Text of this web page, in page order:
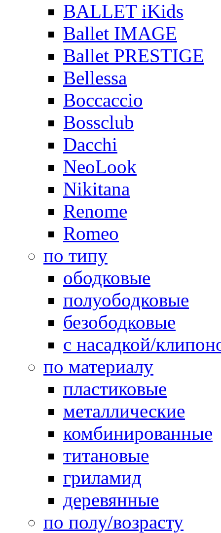
BALLET iKids
Ballet IMAGE
Ballet PRESTIGE
Bellessa
Boccaccio
Bossclub
Dacchi
NeoLook
Nikitana
Renome
Romeo
по типу
ободковые
полуободковые
безободковые
с насадкой/
по материалу
пластиковые
металлические
комбинированные
титановые
гриламид
деревянные
по полу/возрасту